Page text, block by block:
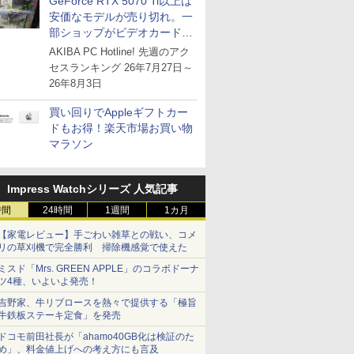
安価なモデルが売り切れ。一
部ショップがビデオカードの
購入制限を実施したニュース
が注目を集める
AKIBA PC Hotline! 先週のアク
セスランキング 26年7月27日～
26年8月3日
買い回りでAppleギフトカー
ドもお得！楽天市場お買い物
マラソン
Impress Watchシリーズ 人気記事
24時間 1週間 1カ月
家電レビュー】手ごわい雑草との戦い、コメ
の草刈機で完全勝利 掃除機感覚で使えた
スド「Mrs. GREEN APPLE」のコラボドーナ
4種、いよいよ発売！
野家、牛リブロースを熱々で提供する「極旨
鉄板ステーキ定食」を発売
コモ前田社長が「ahamo40GB化は検証のた
」、料金値上げへの考え方にも言及